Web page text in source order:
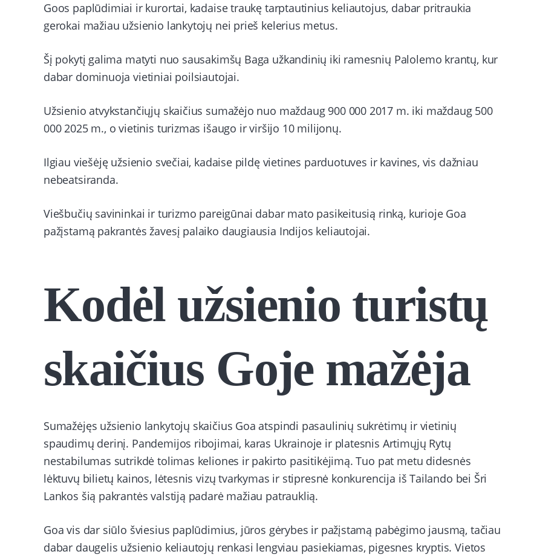
Goos paplūdimiai ir kurortai, kadaise traukę tarptautinius keliautojus, dabar pritraukia
gerokai mažiau užsienio lankytojų nei prieš kelerius metus.
Šį pokytį galima matyti nuo sausakimšų Baga užkandinių iki ramesnių Palolemo krantų, kur
dabar dominuoja vietiniai poilsiautojai.
Užsienio atvykstančiųjų skaičius sumažėjo nuo maždaug 900 000 2017 m. iki maždaug 500
000 2025 m., o vietinis turizmas išaugo ir viršijo 10 milijonų.
Ilgiau viešėję užsienio svečiai, kadaise pildę vietines parduotuves ir kavines, vis dažniau
nebeatsiranda.
Viešbučių savininkai ir turizmo pareigūnai dabar mato pasikeitusią rinką, kurioje Goa
pažįstamą pakrantės žavesį palaiko daugiausia Indijos keliautojai.
Kodėl užsienio turistų
skaičius Goje mažėja
Sumažėjęs užsienio lankytojų skaičius Goa atspindi pasaulinių sukrėtimų ir vietinių
spaudimų derinį. Pandemijos ribojimai, karas Ukrainoje ir platesnis Artimųjų Rytų
nestabilumas sutrikdė tolimas keliones ir pakirto pasitikėjimą. Tuo pat metu didesnės
lėktuvų bilietų kainos, lėtesnis vizų tvarkymas ir stipresnė konkurencija iš Tailando bei Šri
Lankos šią pakrantės valstiją padarė mažiau patrauklią.
Goa vis dar siūlo šviesius paplūdimius, jūros gėrybes ir pažįstamą pabėgimo jausmą, tačiau
dabar daugelis užsienio keliautojų renkasi lengviau pasiekiamas, pigesnes kryptis. Vietos